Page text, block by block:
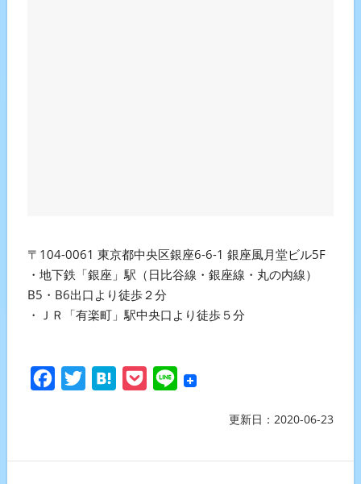
〒104-0061 東京都中央区銀座6-6-1 銀座風月堂ビル5F
・地下鉄「銀座」駅（日比谷線・銀座線・丸の内線）
B5・B6出口より徒歩２分
・ＪＲ「有楽町」駅中央口より徒歩５分
FacebookTwitterHatenaPocketLine
更新日：2020-06-23